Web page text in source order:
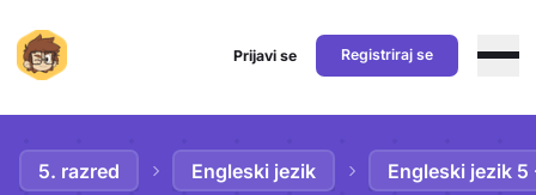
Prijavi se Registriraj se
5. razred Engleski jezik Engleski jezik